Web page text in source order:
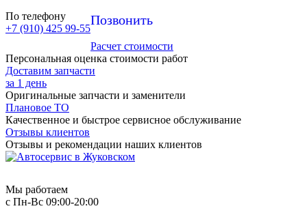
По телефону
+7 (910) 425 99-55
Позвонить
Расчет стоимости
Персональная оценка стоимости работ
Доставим запчасти
за 1 день
Оригинальные запчасти и заменители
Плановое ТО
Качественное и быстрое сервисное обслуживание
Отзывы клиентов
Отзывы и рекомендации наших клиентов
Мы работаем
с Пн-Вc 09:00-20:00